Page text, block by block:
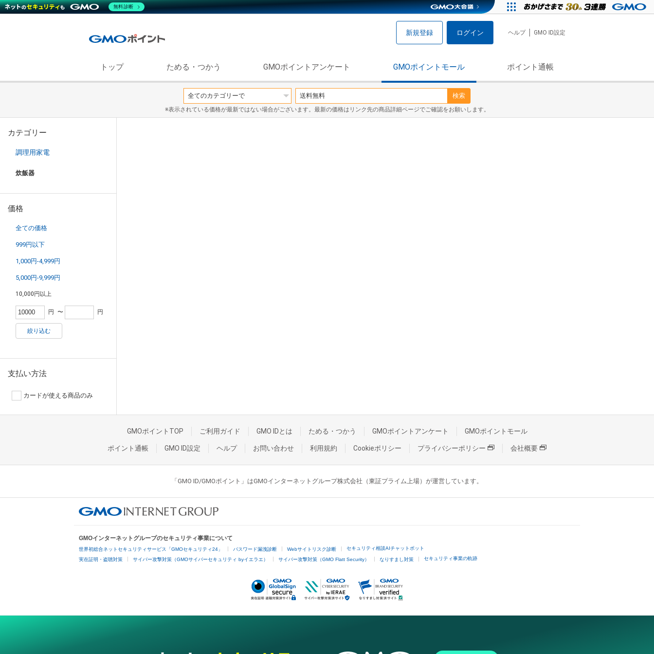
新規登録 ログイン ヘルプ GMO ID設定
トップ ためる・つかう GMOポイントアンケート GMOポイントモール ポイント通帳
検索
※表示されている価格が最新ではない場合がございます。最新の価格はリンク先の商品詳細ページでご確認をお願いします。
カテゴリー
調理用家電
炊飯器
価格
全ての価格
999円以下
1,000円-4,999円
5,000円-9,999円
10,000円以上
円 〜 円
絞り込む
支払い方法
カードが使える商品のみ
GMOポイントTOP ご利用ガイド GMO IDとは ためる・つかう GMOポイントアンケート GMOポイントモール
ポイント通帳 GMO ID設定 ヘルプ お問い合わせ 利用規約 Cookieポリシー プライバシーポリシー 会社概要
「GMO ID/GMOポイント」はGMOインターネットグループ株式会社（東証プライム上場）が運営しています。
GMOインターネットグループのセキュリティ事業について
世界初総合ネットセキュリティサービス「GMOセキュリティ24」 パスワード漏洩診断 Webサイトリスク診断 セキュリティ相談AIチャットボット
実在証明・盗聴対策 サイバー攻撃対策（GMOサイバーセキュリティ byイエラエ） サイバー攻撃対策（GMO Flatt Security） なりすまし対策 セキュリティ事業の軌跡
無料診断